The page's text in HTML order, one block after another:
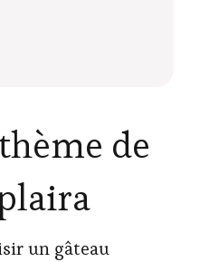
de
un gâteau